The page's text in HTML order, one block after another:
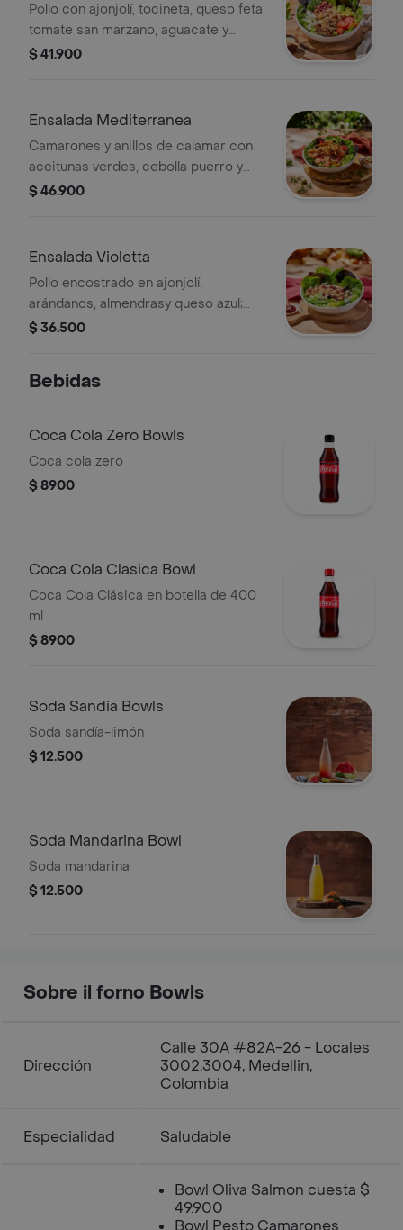
Pollo con ajonjolí, tocineta, queso feta,
tomate san marzano, aguacate y
champiñones con balsámico,sobre
$ 41.900
Ensalada Mediterranea
Camarones y anillos de calamar con
aceitunas verdes, cebolla puerro y
tomates san marzano; sobre lechuga
$ 46.900
Ensalada Violetta
Pollo encostrado en ajonjolí,
arándanos, almendrasy queso azul;
sobre lechuga cogollo europeo en
$ 36.500
Bebidas
Coca Cola Zero Bowls
Coca cola zero
$ 8900
Coca Cola Clasica Bowl
Coca Cola Clásica en botella de 400
ml.
$ 8900
Soda Sandia Bowls
Soda sandía-limón
$ 12.500
Soda Mandarina Bowl
Soda mandarina
$ 12.500
Sobre il forno Bowls
Dirección
Calle 30A #82A-26 - Locales
3002,3004, Medellin,
Colombia
Especialidad Saludable
Bowl Oliva Salmon cuesta $
49.900
Bowl Pesto Camarones